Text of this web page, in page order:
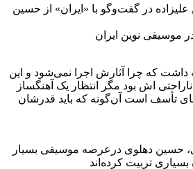
در گفت‌وگو با «ایران» از حسین
موسیقی نوین ایران
داشت که چرا آثارش اجرا نمی‌شود و این
اش بود مگر انتظار یک آهنگساز
تأسف است آن‌گونه که باید قدرشان
حسین دهلوی درعرصه موسیقی بسیار
بسیاری تربیت کرده‌اند